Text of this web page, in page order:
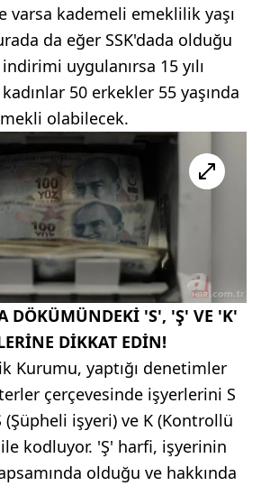
varsa kademeli emeklilik yaşı
da eğer SSK'dada olduğu
uygulanırsa 15 yılı
50 erkekler 55 yaşında
olabilecek.
DÖKÜMÜNDEKİ 'S', 'Ş' VE 'K'
DİKKAT EDİN!
Kurumu, yaptığı denetimler
çerçevesinde işyerlerini S
(Şüpheli işyeri) ve K (Kontrollü
kodluyor. 'Ş' harfi, işyerinin
olduğu ve hakkında